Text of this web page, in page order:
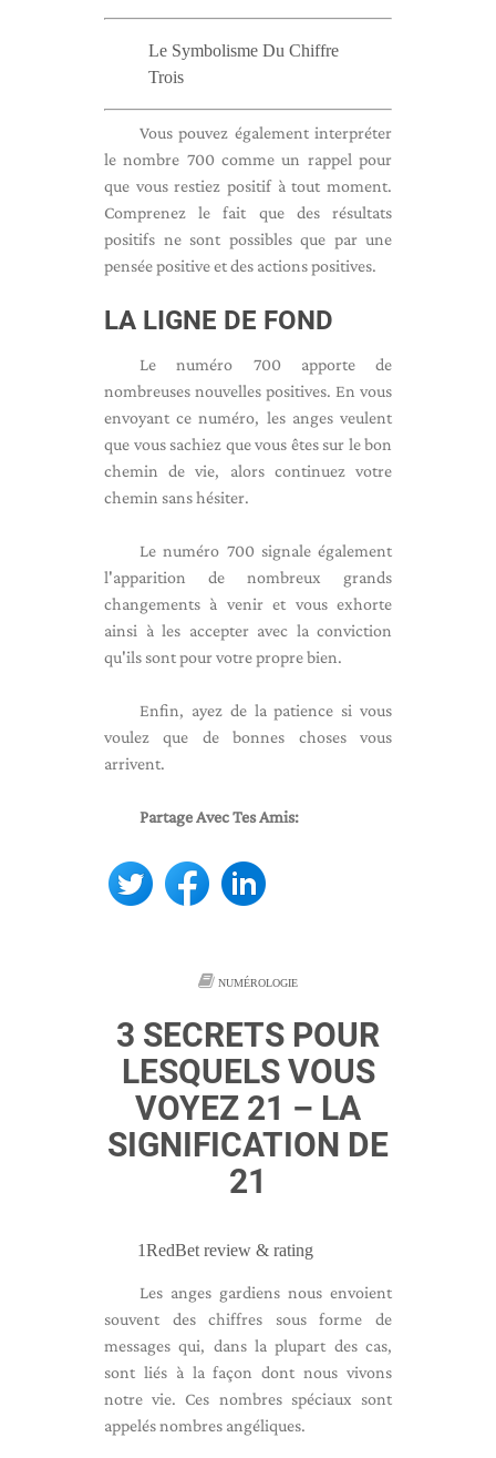
Le Symbolisme Du Chiffre
Trois
Vous pouvez également interpréter
le nombre 700 comme un rappel pour
que vous restiez positif à tout moment.
Comprenez le fait que des résultats
positifs ne sont possibles que par une
pensée positive et des actions positives.
LA LIGNE DE FOND
Le numéro 700 apporte de
nombreuses nouvelles positives. En vous
envoyant ce numéro, les anges veulent
que vous sachiez que vous êtes sur le bon
chemin de vie, alors continuez votre
chemin sans hésiter.
Le numéro 700 signale également
l'apparition de nombreux grands
changements à venir et vous exhorte
ainsi à les accepter avec la conviction
qu'ils sont pour votre propre bien.
Enfin, ayez de la patience si vous
voulez que de bonnes choses vous
arrivent.
Partage Avec Tes Amis:
NUMÉROLOGIE
3 SECRETS POUR
LESQUELS VOUS
VOYEZ 21 – LA
SIGNIFICATION DE
21
1RedBet review & rating
Les anges gardiens nous envoient
souvent des chiffres sous forme de
messages qui, dans la plupart des cas,
sont liés à la façon dont nous vivons
notre vie. Ces nombres spéciaux sont
appelés nombres angéliques.